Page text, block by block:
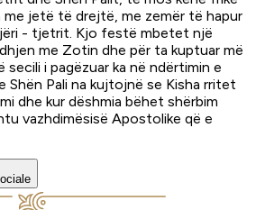
jetë të drejtë, me zemër të hapur
- tjetrit. Kjo festë mbetet një
me Zotin dhe për ta kuptuar më
secili i pagëzuar ka në ndërtimin e
Shën Pali na kujtojnë se Kisha rritet
dhe kur dëshmia bëhet shërbim
vazhdimësisë Apostolike që e